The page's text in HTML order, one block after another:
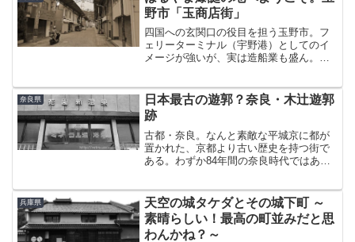
道が敷設されたところから見...
野市「玉商店街」
四国への玄関口の役目を担う玉野市。フ
ェリーターミナル（宇野港）としてのイ
メージが強いが、実は造船業も盛ん。そ
て発展してきた。市電の玉駅跡から始ま
る「玉商店街」は、レトロ...
奈良県
日本最古の遊郭？奈良・木辻遊郭
跡
古都・奈良。なんと素敵な平城京に都が
置かれた、京都より古い歴史を持つ街で
ある。わずか84年間の奈良時代ではある
に、日本最古とも言われる「木辻遊郭」
なる色街があったとのこと...
兵庫県
天空の城タケダとその城下町 ～
素晴らしい！最高の町並みだと思
わんかね？～